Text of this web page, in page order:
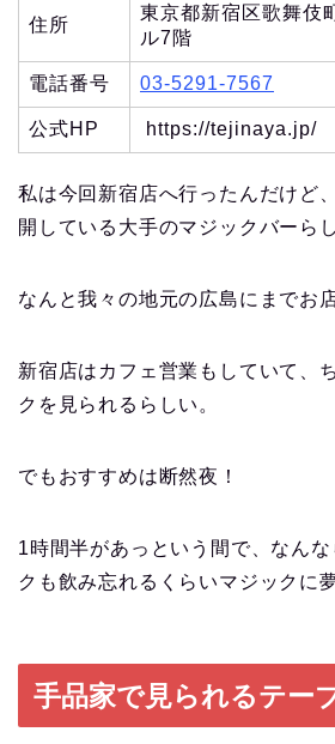
住所
東京都新宿区歌舞伎
ル7階
電話番号 03-5291-7567
公式HP https://tejinaya.jp/
私は今回新宿店へ行ったんだけど
開している大手のマジックバーら
なんと我々の地元の広島にまでお
新宿店はカフェ営業もしていて、
クを見られるらしい。
でもおすすめは断然夜！
1時間半があっという間で、なん
クも飲み忘れるくらいマジックに
手品家で見られるテー